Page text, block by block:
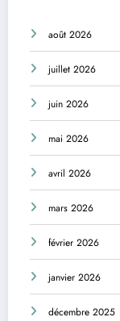
août 2026
juillet 2026
juin 2026
mai 2026
avril 2026
mars 2026
février 2026
janvier 2026
décembre 2025